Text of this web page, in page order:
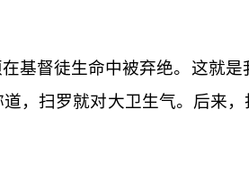
基督徒生命中被弃绝。这就是
，扫罗就对大卫生气。后来